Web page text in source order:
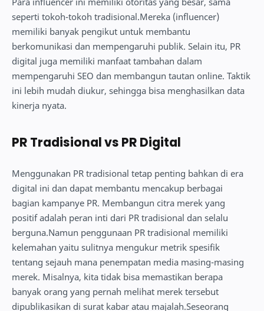
seperti tokoh-tokoh tradisional.Mereka (influencer)
memiliki banyak pengikut untuk membantu
berkomunikasi dan mempengaruhi publik. Selain itu, PR
digital juga memiliki manfaat tambahan dalam
mempengaruhi SEO dan membangun tautan online. Taktik
ini lebih mudah diukur, sehingga bisa menghasilkan data
kinerja nyata.
PR Tradisional vs PR Digital
Menggunakan PR tradisional tetap penting bahkan di era
digital ini dan dapat membantu mencakup berbagai
bagian kampanye PR. Membangun citra merek yang
positif adalah peran inti dari PR tradisional dan selalu
berguna.Namun penggunaan PR tradisional memiliki
kelemahan yaitu sulitnya mengukur metrik spesifik
tentang sejauh mana penempatan media masing-masing
merek. Misalnya, kita tidak bisa memastikan berapa
banyak orang yang pernah melihat merek tersebut
dipublikasikan di surat kabar atau majalah.Seseorang